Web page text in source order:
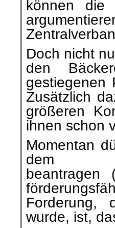
können die
Doch nicht
den
gestiegenen
Zusätzlich
größeren
ihnen schon
Momentan
dem
Forderung,
wurde, ist,